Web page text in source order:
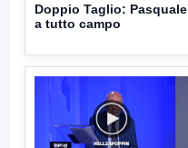
Doppio Taglio: Pasquale
a tutto campo